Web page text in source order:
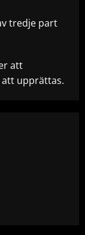
tredje part
att
upprättas.